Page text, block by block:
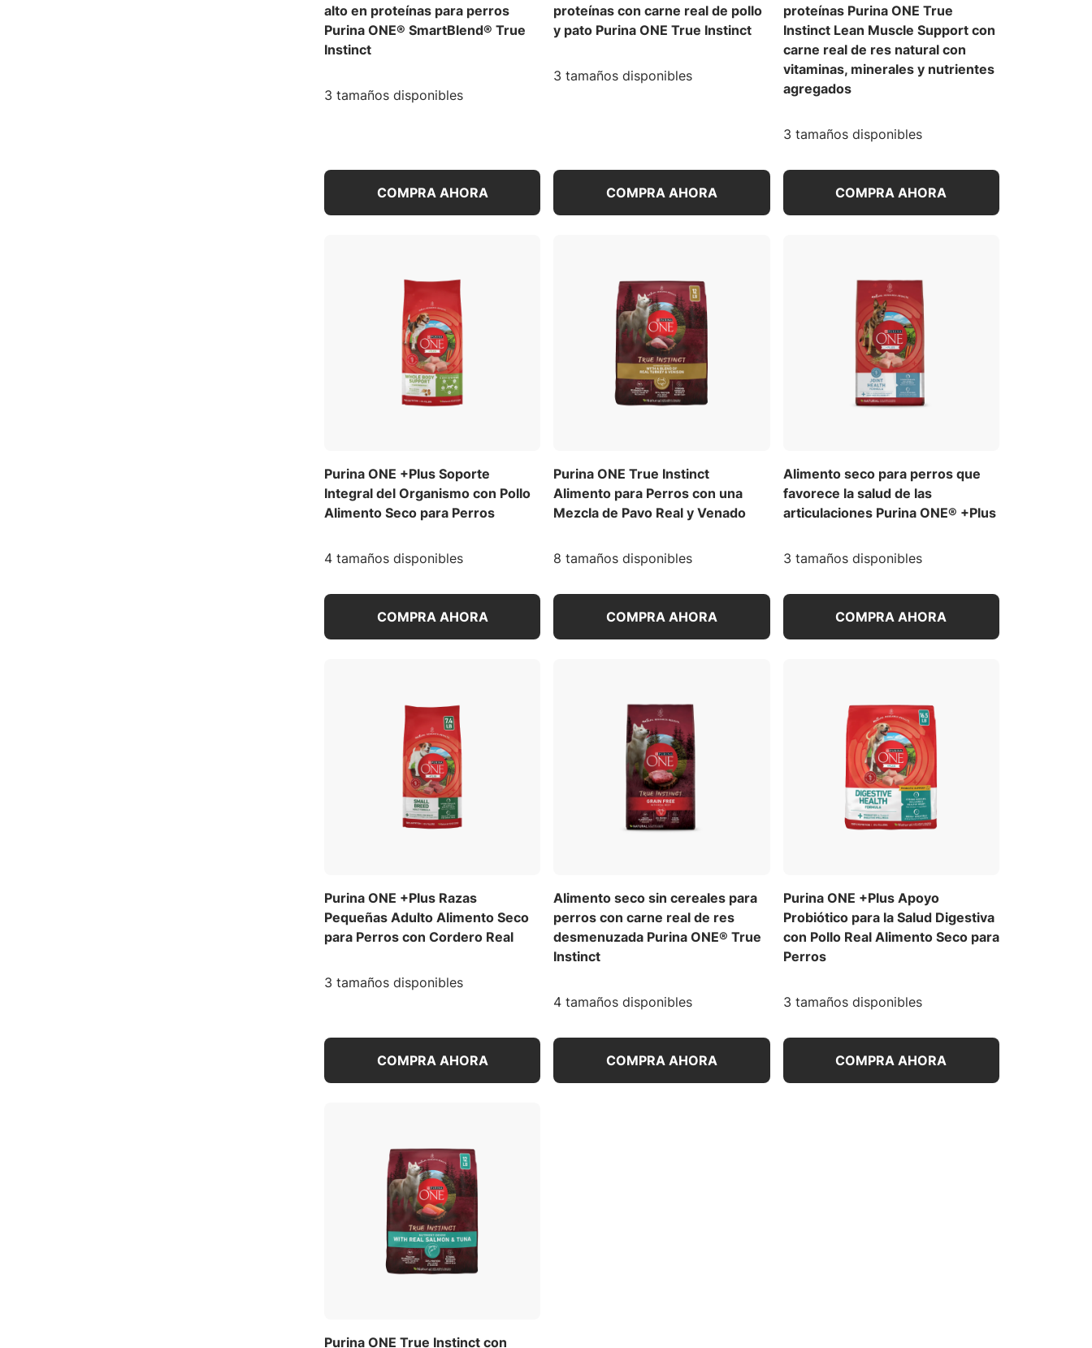
alto en proteínas para perros
Purina ONE® SmartBlend® True
Instinct
3 tamaños disponibles
COMPRA AHORA
proteínas con carne real de pollo
y pato Purina ONE True Instinct
3 tamaños disponibles
COMPRA AHORA
proteínas Purina ONE True
Instinct Lean Muscle Support con
carne real de res natural con
vitaminas, minerales y nutrientes
agregados
3 tamaños disponibles
COMPRA AHORA
Purina ONE +Plus Soporte
Integral del Organismo con Pollo
Alimento Seco para Perros
4 tamaños disponibles
COMPRA AHORA
Purina ONE True Instinct
Alimento para Perros con una
Mezcla de Pavo Real y Venado
8 tamaños disponibles
COMPRA AHORA
Alimento seco para perros que
favorece la salud de las
articulaciones Purina ONE® +Plus
3 tamaños disponibles
COMPRA AHORA
Purina ONE +Plus Razas
Pequeñas Adulto Alimento Seco
para Perros con Cordero Real
3 tamaños disponibles
COMPRA AHORA
Alimento seco sin cereales para
perros con carne real de res
desmenuzada Purina ONE® True
Instinct
4 tamaños disponibles
COMPRA AHORA
Purina ONE +Plus Apoyo
Probiótico para la Salud Digestiva
con Pollo Real Alimento Seco para
Perros
3 tamaños disponibles
COMPRA AHORA
Purina ONE True Instinct con